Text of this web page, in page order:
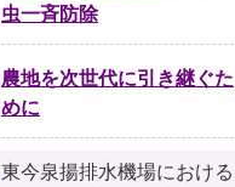
虫一斉防除
農地を次世代に引き継ぐた
めに
東今泉揚排水機場における